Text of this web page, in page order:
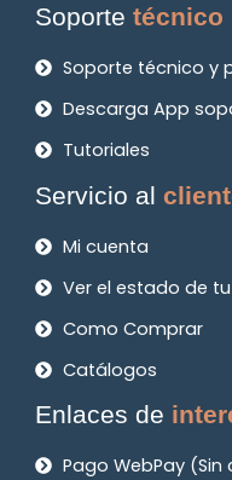
Soportetécnico
Soporte técnico y
Descarga App
Tutoriales
Servicio al
Mi cuenta
Ver el estado de
Como Comprar
Catálogos
Enlaces de
Pago WebPay